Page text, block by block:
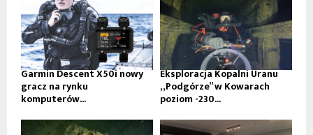
Garmin Descent X50i nowy
gracz na rynku
komputerów...
Eksploracja Kopalni Uranu
„Podgórze” w Kowarach
poziom -230...